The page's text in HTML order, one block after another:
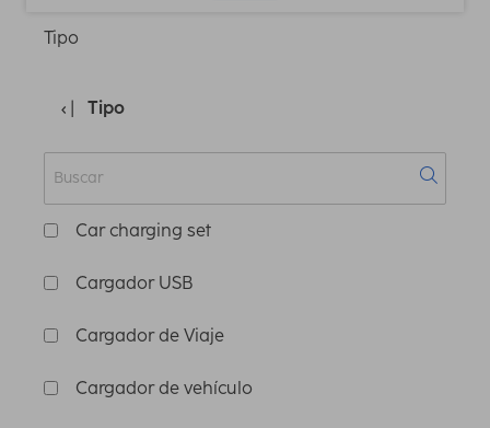
Tipo
Tipo
Car charging set
Cargador USB
Cargador de Viaje
Cargador de vehículo